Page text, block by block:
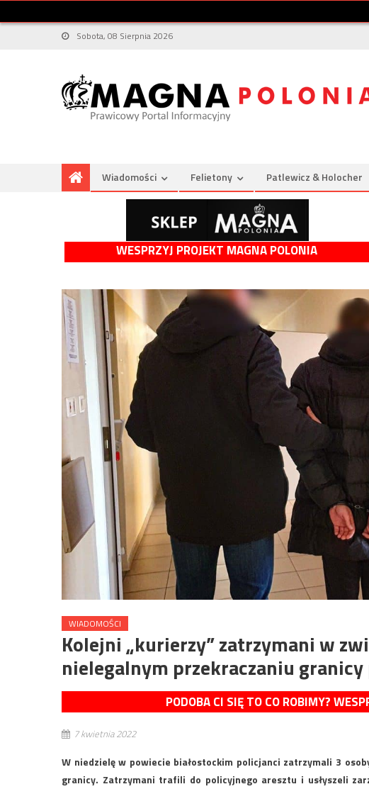
Sobota, 08 Sierpnia 2026
Wiadomości Felietony Patlewicz & Holocher
WESPRZYJ PROJEKT MAGNA POLONIA
WIADOMOŚCI
Kolejni „kurierzy” zatrzymani w
nielegalnym przekraczaniu
PODOBA CI SIĘ TO CO ROBIMY?
7 kwietnia 2022
W niedzielę w powiecie białostockim policjanci zatrzymali 3
granicy. Zatrzymani trafili do policyjnego aresztu i usłyszeli